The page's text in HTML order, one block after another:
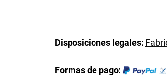
Disposiciones legales:
Formas de pago: